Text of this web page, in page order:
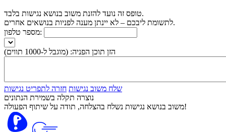
טופס זה נועד להזנת משוב בנושא נגישות בלבד.
לתשומת ליבכם – לא יינתן מענה לפניות בנושאים אחרים.
מספר טלפון:
הזן תוכן הפניה: (מוגבל ל-1000 תווים)
שלח משוב נגישות חזרה לתפריט נגישות
נוצרה תקלה בשמירת הנתונים
משוב בנושא נגישות נשלח בהצלחה, תודה על שיתוף הפעולה!